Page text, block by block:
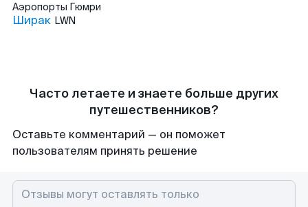
Аэропорты Гюмри
Ширак LWN
Часто летаете и знаете больше других
путешественников?
Оставьте комментарий — он поможет
пользователям принять решение